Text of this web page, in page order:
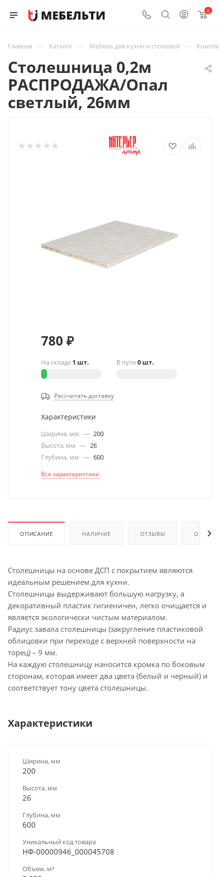
0
Главная — Каталог — Мебель для кухни и столовой —
Столешница 0,2м
РАСПРОДАЖА/Опал
светлый, 26мм
780 ₽
На складе 1 шт. В пути 0 шт.
Рассчитать доставку
Характеристики
Ширина, мм — 200
Высота, мм — 26
Глубина, мм — 600
Все характеристики
ОПИСАНИЕ НАЛИЧИЕ ОТЗЫВЫ ОПЛАТА
Столешницы на основе ДСП с покрытием являются
идеальным решением для кухни.
Столешницы выдерживают большую нагрузку, а
декоративный пластик гигиеничен, легко очищается и
является экологически чистым материалом.
Радиус завала столешницы (закругление пластиковой
облицовки при переходе с верхней поверхности на
торец) – 9 мм.
На каждую столешницу наносится кромка по боковым
сторонам, которая имеет два цвета (белый и черный) и
соответствует тону цвета столешницы.
Характеристики
Ширина, мм
200
Высота, мм
26
Глубина, мм
600
Уникальный код товара
НФ-00000946_000045708
Объем, м³